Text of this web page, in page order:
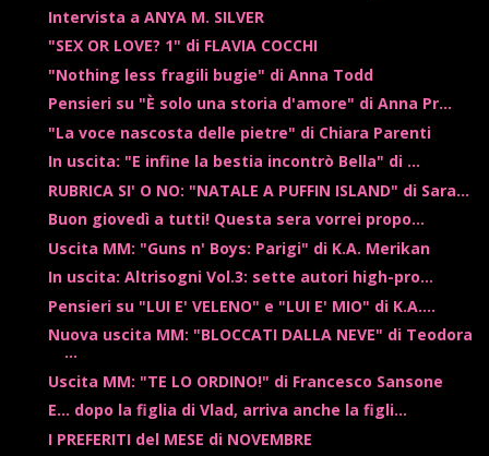
Intervista a ANYA M. SILVER
"SEX OR LOVE? 1" di FLAVIA COCCHI
"Nothing less fragili bugie" di Anna Todd
Pensieri su "È solo una storia d'amore" di Anna Pr...
"La voce nascosta delle pietre" di Chiara Parenti
In uscita: "E infine la bestia incontrò Bella" di ...
RUBRICA SI' O NO: "NATALE A PUFFIN ISLAND" di Sara...
Buon giovedì a tutti! Questa sera vorrei propo...
Uscita MM: "Guns n' Boys: Parigi" di K.A. Merikan
In uscita: Altrisogni Vol.3: sette autori high-pro...
Pensieri su "LUI E' VELENO" e "LUI E' MIO" di K.A....
Nuova uscita MM: "BLOCCATI DALLA NEVE" di Teodora
...
Uscita MM: "TE LO ORDINO!" di Francesco Sansone
E... dopo la figlia di Vlad, arriva anche la figli...
I PREFERITI del MESE di NOVEMBRE